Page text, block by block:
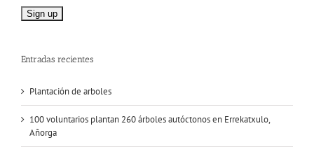
Entradas recientes
Plantación de arboles
100 voluntarios plantan 260 árboles autóctonos en Errekatxulo,
Añorga